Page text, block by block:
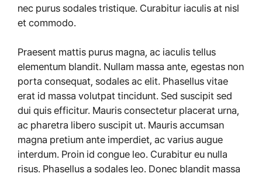
nec purus sodales tristique. Curabitur iaculis at nisl
et commodo.
Praesent mattis purus magna, ac iaculis tellus
elementum blandit. Nullam massa ante, egestas non
porta consequat, sodales ac elit. Phasellus vitae
erat id massa volutpat tincidunt. Sed suscipit sed
dui quis efficitur. Mauris consectetur placerat urna,
ac pharetra libero suscipit ut. Mauris accumsan
magna pretium ante imperdiet, ac varius augue
interdum. Proin id congue leo. Curabitur eu nulla
risus. Phasellus a sodales leo. Donec blandit massa